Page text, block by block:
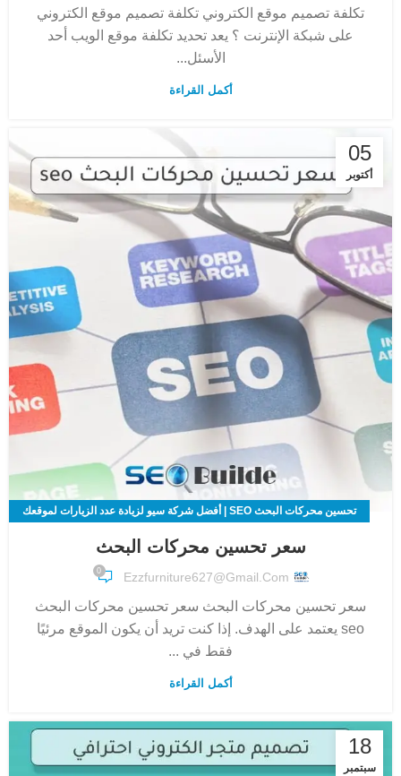
تكلفة تصميم موقع الكتروني تكلفة تصميم موقع الكتروني
على شبكة الإنترنت ؟ يعد تحديد تكلفة موقع الويب أحد
الأسئل...
أكمل القراءة
05
أكتوبر
تحسين محركات البحث SEO | أفضل شركة سيو لزيادة عدد الزيارات لموقعك
سعر تحسين محركات البحث
Ezzfurniture627@gmail.com
0
سعر تحسين محركات البحث سعر تحسين محركات البحث
seo يعتمد على الهدف. إذا كنت تريد أن يكون الموقع مرئيًا
فقط في ...
أكمل القراءة
18
سبتمبر